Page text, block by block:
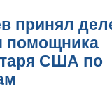
принял
помощника
США по